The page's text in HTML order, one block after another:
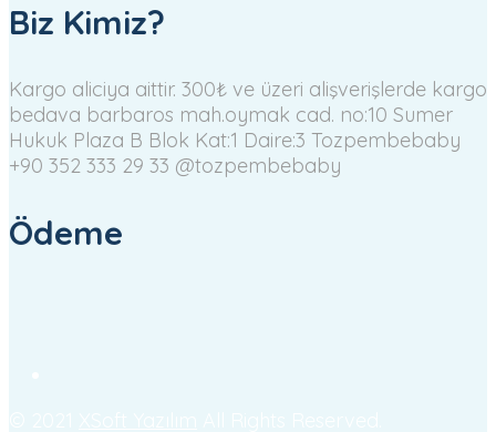
Biz Kimiz?
Kargo aliciya aittir. 300₺ ve üzeri alişverişlerde kargo
bedava barbaros mah.oymak cad. no:10 Sumer
Hukuk Plaza B Blok Kat:1 Daire:3 Tozpembebaby
+90 352 333 29 33 @tozpembebaby
Ödeme